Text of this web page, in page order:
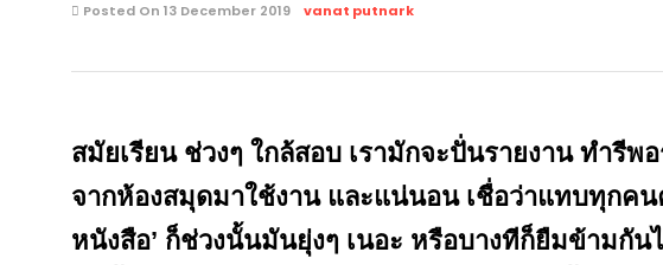
Posted On 13 December 2019 vanat putnark
สมัยเรียน ช่วงๆ ใกล้สอบ เรามักจะปั่นรายงาน ทำรี
จากห้องสมุดมาใช้งาน และแน่นอน เชื่อว่าแทบทุกค
หนังสือ’ ก็ช่วงนั้นมันยุ่งๆ เนอะ หรือบางทีก็ยืมข้ามกั